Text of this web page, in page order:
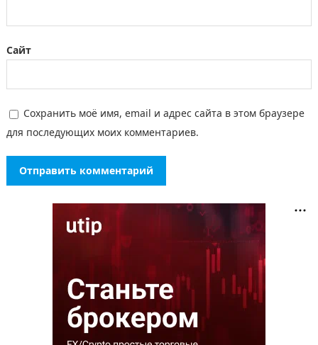
Сайт
Сохранить моё имя, email и адрес сайта в этом браузере
для последующих моих комментариев.